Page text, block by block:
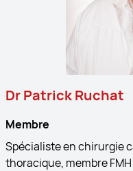
Dr Patrick Ruchat
Membre
Spécialiste en chirurgie
thoracique, membre FMH